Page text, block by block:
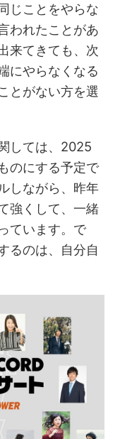
じことをやらな
われたことがあ
来てきても、次
にやらなくなる
とがない方を選
しては、2025
のにする予定で
しながら、昨年
強くして、一緒
ています。で
るのは、自分自